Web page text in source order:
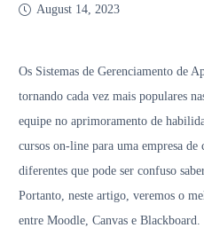
August 14, 2023
Os Sistemas de Gerenciamento de
tornando cada vez mais populares
equipe no aprimoramento de
cursos on-line para uma empresa
diferentes que pode ser confuso
Portanto, neste artigo, veremos o
entre Moodle, Canvas e Blackboard.